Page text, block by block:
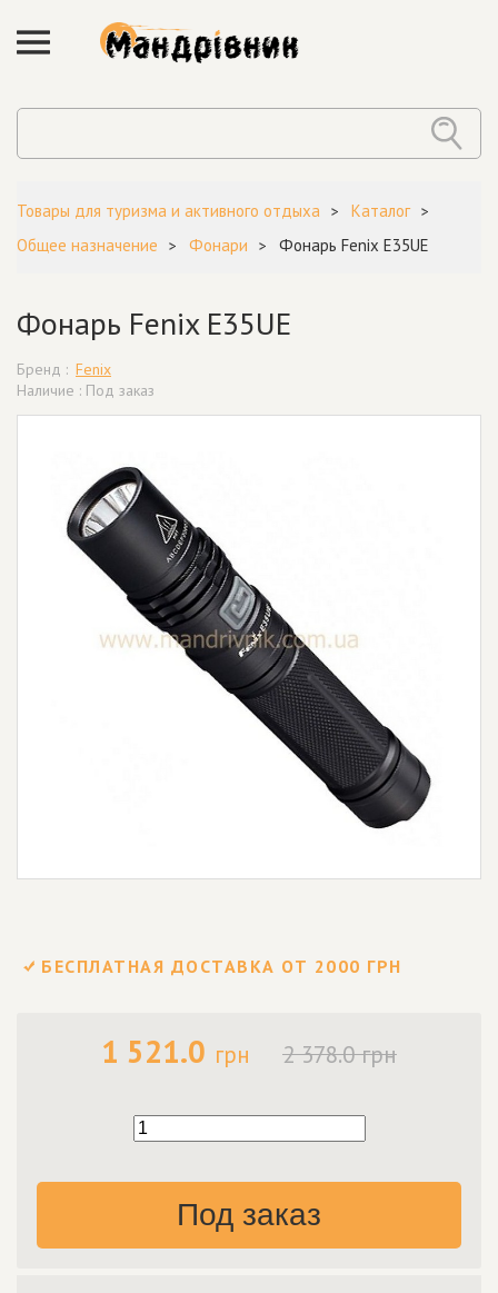
Товары для туризма и активного отдыха
Каталог
Общее назначение
Фонари Фонарь Fenix E35UE
Фонарь Fenix E35UE
Бренд : Fenix
Наличие : Под заказ
БЕСПЛАТНАЯ ДОСТАВКА ОТ 2000 ГРН
1 521.0 грн 2 378.0 грн
Под заказ